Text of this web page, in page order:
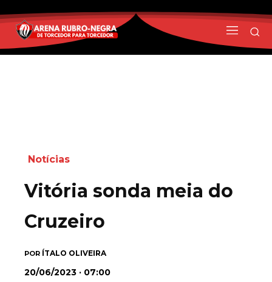
Notícias
Vitória sonda meia do
Cruzeiro
POR ÍTALO OLIVEIRA
20/06/2023 · 07:00